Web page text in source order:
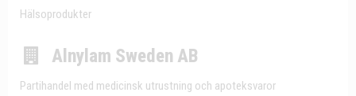
Hälsoprodukter
Alnylam Sweden AB
Partihandel med medicinsk utrustning och apoteksvaror